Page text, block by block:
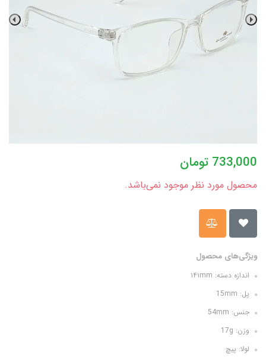
733,000 تومان
محصول مورد نظر موجود نمی‌باشد.
ویژگی‌های محصول
اندازه دسته: ۱۴۱mm
پل: 15mm
جنس: 54mm
وزن: 17g
لولا: پیچ